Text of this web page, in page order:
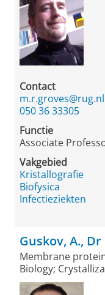
Contact
m.r.groves@rug.nl
050 36 33305
Functie
Associate
Vakgebied
Kristallografie
Biofysica
Infectieziekten
Guskov, A., Dr
Membrane
Biology;